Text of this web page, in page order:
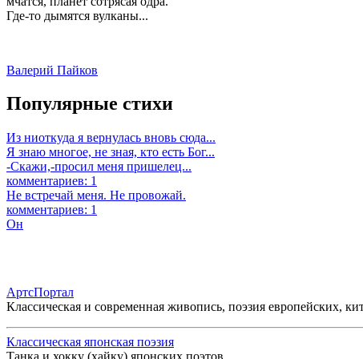
Где-то дымятся вулканы...
Валерий Пайков
Популярные стихи
Из ниоткуда я вернулась вновь сюда...
Я знаю многое, не зная, кто есть Бог...
-Скажи,-просил меня пришелец...
комментариев: 1
Не встречай меня. Не провожай.
комментариев: 1
Он
АртсПортал
Классическая и современная живопись, поэзия европейских,
Классическая японская поэзия